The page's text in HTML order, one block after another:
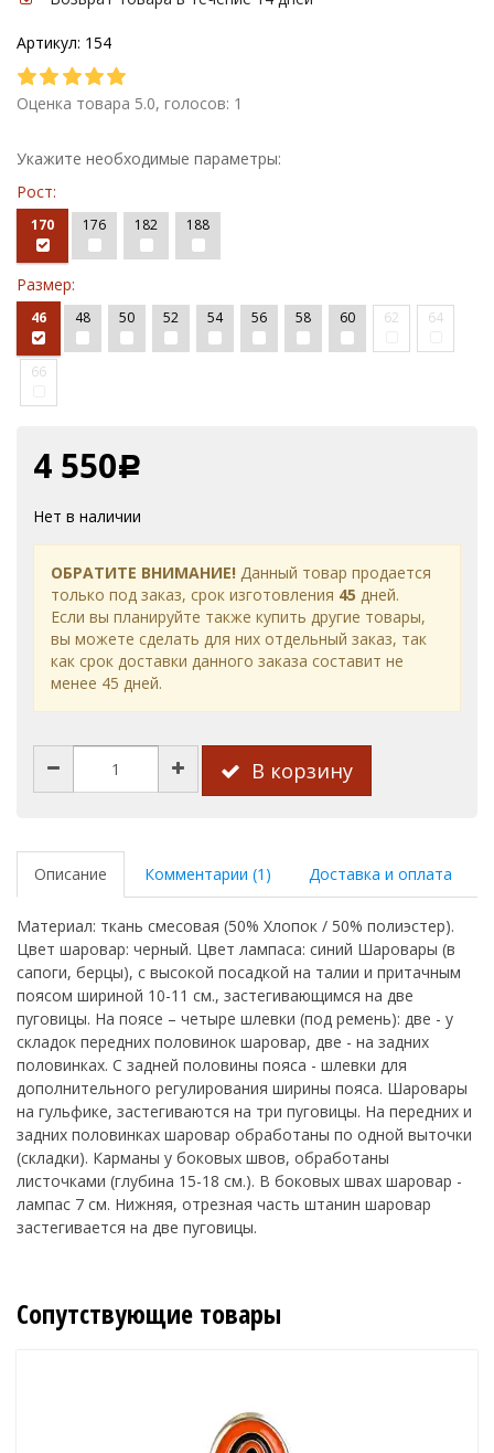
Артикул: 154
Оценка товара 5.0, голосов: 1
Укажите необходимые параметры:
Рост:
170 176 182 188
Размер:
46 48 50 52 54 56 58 60 62 64
66
4 550Р
Нет в наличии
ОБРАТИТЕ ВНИМАНИЕ! Данный товар продается
только под заказ, срок изготовления 45 дней.
Если вы планируйте также купить другие товары,
вы можете сделать для них отдельный заказ, так
как срок доставки данного заказа составит не
менее 45 дней.
В корзину
Описание Комментарии (1) Доставка и оплата
Материал: ткань смесовая (50% Хлопок / 50% полиэстер).
Цвет шаровар: черный. Цвет лампаса: синий Шаровары (в
сапоги, берцы), с высокой посадкой на талии и притачным
поясом шириной 10-11 см., застегивающимся на две
пуговицы. На поясе – четыре шлевки (под ремень): две - у
складок передних половинок шаровар, две - на задних
половинках. С задней половины пояса - шлевки для
дополнительного регулирования ширины пояса. Шаровары
на гульфике, застегиваются на три пуговицы. На передних и
задних половинках шаровар обработаны по одной выточки
(складки). Карманы у боковых швов, обработаны
листочками (глубина 15-18 см.). В боковых швах шаровар -
лампас 7 см. Нижняя, отрезная часть штанин шаровар
застегивается на две пуговицы.
Сопутствующие товары